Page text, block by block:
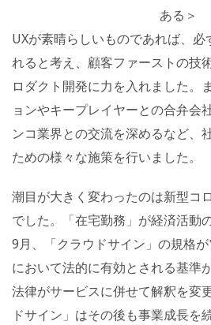
ある＞
UXが素晴らしいものであれば、
れると考え、顧客ファーストの技
ロダクト開発に力を入れました。
ョンやキープレイヤーとの合弁会
ンコ業界との交流を深めるなど、
ための様々な施策を行いました。
潮目が大きく変わったのは新型コ
でした。「在宅勤務」が経済活動
9月、「クラウドサイン」の規格が
において法的に有効とされる基準
法律がサービスに併せて解釈を変
ドサイン」はその後も事業成長を